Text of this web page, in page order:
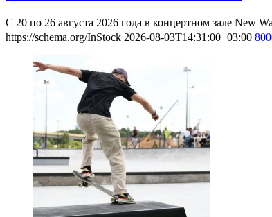
2026-08-20
2026-08-26
Казань г.Казань, пр. Хусаина Ямашева, 115 A
Фестиваль «Новая волна» 2026
С 20 по 26 августа 2026 года в концертном зале
https://schema.org/InStock 2026-08-03T14:31:00+03:00